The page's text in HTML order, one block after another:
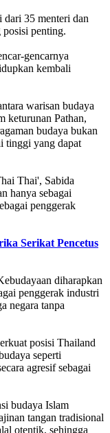
35 menteri dan
posisi penting.
gencarnya
kembali
warisan budaya
keturunan Pathan,
budaya bukan
tinggi yang dapat
Thai', Sabida
hanya sebagai
penggerak
Serikat Pencetus
diharapkan
penggerak industri
negara tanpa
posisi Thailand
seperti
agresif sebagai
budaya Islam
tangan tradisional
otentik, sehingga